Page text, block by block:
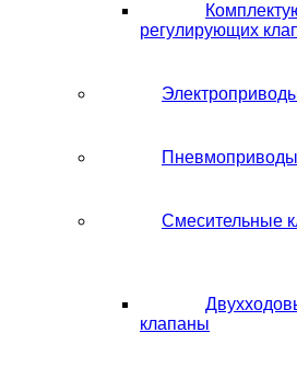
регулирующих
Смесительные
клапаны